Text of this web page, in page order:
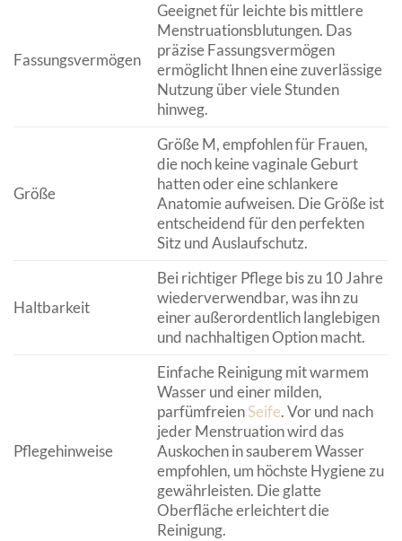
Fassungsvermögen
Geeignet für leichte bis mittlere
Menstruationsblutungen. Das
präzise Fassungsvermögen
ermöglicht Ihnen eine zuverlässige
Nutzung über viele Stunden
hinweg.
Größe
Größe M, empfohlen für Frauen,
die noch keine vaginale Geburt
hatten oder eine schlankere
Anatomie aufweisen. Die Größe ist
entscheidend für den perfekten
Sitz und Auslaufschutz.
Haltbarkeit
Bei richtiger Pflege bis zu 10 Jahre
wiederverwendbar, was ihn zu
einer außerordentlich langlebigen
und nachhaltigen Option macht.
Pflegehinweise
Einfache Reinigung mit warmem
Wasser und einer milden,
parfümfreienSeife. Vor und nach
jeder Menstruation wird das
Auskochen in sauberem Wasser
empfohlen, um höchste Hygiene zu
gewährleisten. Die glatte
Oberfläche erleichtert die
Reinigung.